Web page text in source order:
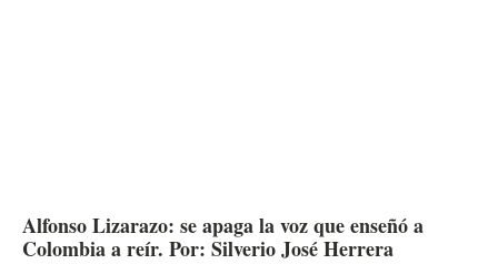
Alfonso Lizarazo: se apaga la voz que enseñó a
Colombia a reír. Por: Silverio José Herrera